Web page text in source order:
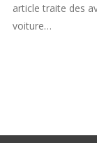
article traite des
voiture…